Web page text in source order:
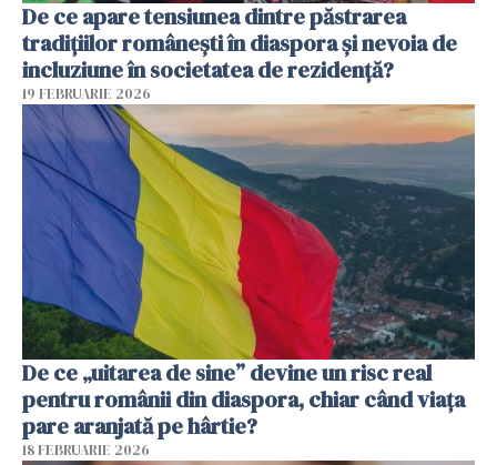
De ce apare tensiunea dintre păstrarea
tradițiilor românești în diaspora și nevoia de
incluziune în societatea de rezidență?
19 FEBRUARIE 2026
De ce „uitarea de sine” devine un risc real
pentru românii din diaspora, chiar când viața
pare aranjată pe hârtie?
18 FEBRUARIE 2026